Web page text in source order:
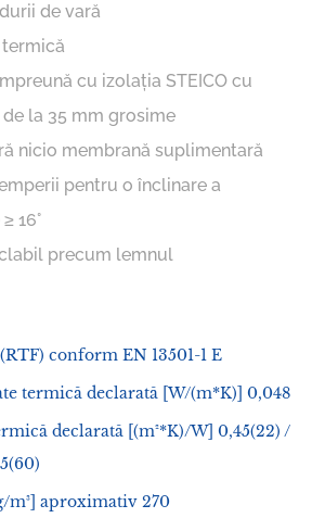
de vară
cu izolația STEICO cu
la 35 mm grosime
nicio membrană suplimentară
pentru o înclinare a
16°
precum lemnul
conform EN 13501-1 E
termică declarată [W/(m*K)] 0,048
declarată [(m²*K)/W] 0,45(22) /
m³] aproximativ 270